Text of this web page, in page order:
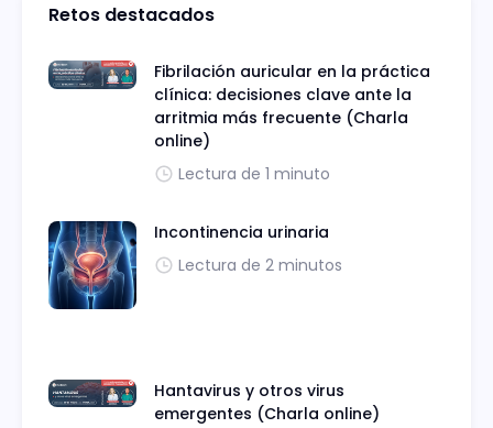
Retos destacados
Fibrilación auricular en la práctica
clínica: decisiones clave ante la
arritmia más frecuente (Charla
online)
Lectura de 1 minuto
Incontinencia urinaria
Lectura de 2 minutos
Hantavirus y otros virus
emergentes (Charla online)